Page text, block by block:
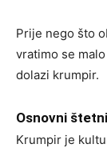
Prije nego što
vratimo se
dolazi krumpir.
Osnovni
Krumpir je